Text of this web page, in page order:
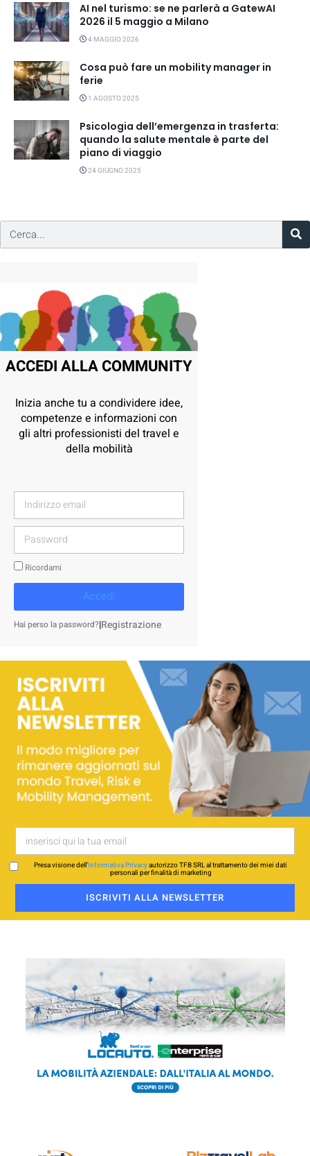
AI nel turismo: se ne parlerà a GatewAI
2026 il 5 maggio a Milano
4 MAGGIO 2026
Cosa può fare un mobility manager in
ferie
1 AGOSTO 2025
Psicologia dell’emergenza in trasferta:
quando la salute mentale è parte del
piano di viaggio
24 GIUGNO 2025
ACCEDI ALLA COMMUNITY
Inizia anche tu a condividere idee,
competenze e informazioni con
gli altri professionisti del travel e
della mobilità
Ricordami
Accedi
Hai perso la password?|Registrazione
Presa visione dell’Informativa Privacyautorizzo TFB SRL al trattamento dei miei dati
personali per finalità di marketing
ISCRIVITI ALLA NEWSLETTER